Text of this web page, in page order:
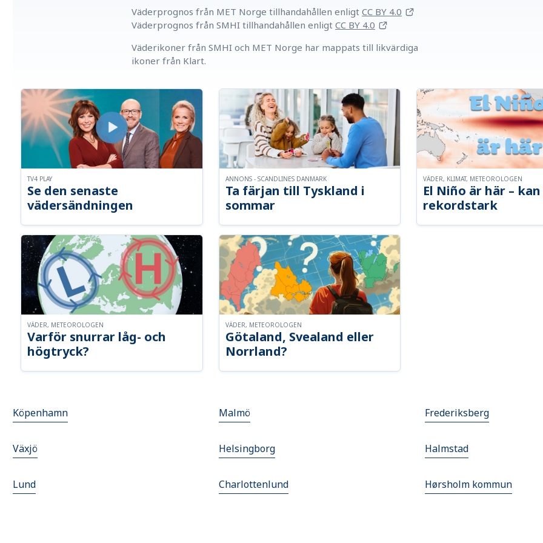
Väderprognos från MET Norge tillhandahållen enligt CC BY 4.0
Väderprognos från SMHI tillhandahållen enligt CC BY 4.0
Väderikoner från SMHI och MET Norge har mappats till likvärdiga
ikoner från Klart.
Se den senaste
vädersändningen
TV4 PLAY
Ta färjan till Tyskland i
sommar
ANNONS - SCANDLINES DANMARK
El Niño är här –
rekordstark
VÄDER, KLIMAT, METEOROLOGEN
Varför snurrar låg- och
högtryck?
VÄDER, METEOROLOGEN
Götaland, Svealand eller
Norrland?
VÄDER, METEOROLOGEN
Köpenhamn Malmö Frederiksberg
Växjö Helsingborg Halmstad
Lund Charlottenlund Hørsholm kommun